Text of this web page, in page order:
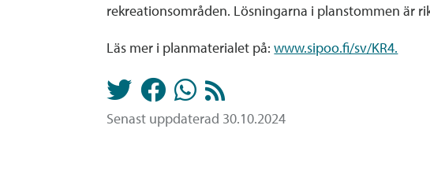
rekreationsområden. Lösningarna i planstommen är
Läs mer i planmaterialet på:www.sipoo.fi/sv/KR4.
Senast uppdaterad 30.10.2024